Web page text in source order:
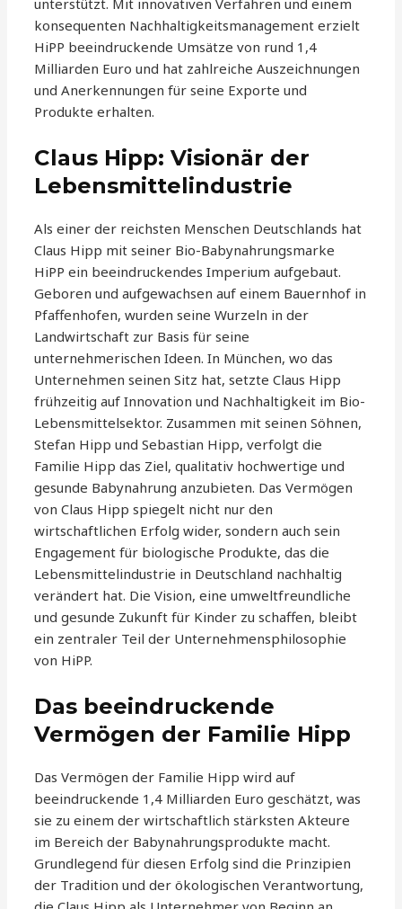
unterstützt. Mit innovativen Verfahren und einem
konsequenten Nachhaltigkeitsmanagement erzielt
HiPP beeindruckende Umsätze von rund 1,4
Milliarden Euro und hat zahlreiche Auszeichnungen
und Anerkennungen für seine Exporte und
Produkte erhalten.
Claus Hipp: Visionär der
Lebensmittelindustrie
Als einer der reichsten Menschen Deutschlands hat
Claus Hipp mit seiner Bio-Babynahrungsmarke
HiPP ein beeindruckendes Imperium aufgebaut.
Geboren und aufgewachsen auf einem Bauernhof in
Pfaffenhofen, wurden seine Wurzeln in der
Landwirtschaft zur Basis für seine
unternehmerischen Ideen. In München, wo das
Unternehmen seinen Sitz hat, setzte Claus Hipp
frühzeitig auf Innovation und Nachhaltigkeit im Bio-
Lebensmittelsektor. Zusammen mit seinen Söhnen,
Stefan Hipp und Sebastian Hipp, verfolgt die
Familie Hipp das Ziel, qualitativ hochwertige und
gesunde Babynahrung anzubieten. Das Vermögen
von Claus Hipp spiegelt nicht nur den
wirtschaftlichen Erfolg wider, sondern auch sein
Engagement für biologische Produkte, das die
Lebensmittelindustrie in Deutschland nachhaltig
verändert hat. Die Vision, eine umweltfreundliche
und gesunde Zukunft für Kinder zu schaffen, bleibt
ein zentraler Teil der Unternehmensphilosophie
von HiPP.
Das beeindruckende
Vermögen der Familie Hipp
Das Vermögen der Familie Hipp wird auf
beeindruckende 1,4 Milliarden Euro geschätzt, was
sie zu einem der wirtschaftlich stärksten Akteure
im Bereich der Babynahrungsprodukte macht.
Grundlegend für diesen Erfolg sind die Prinzipien
der Tradition und der ökologischen Verantwortung,